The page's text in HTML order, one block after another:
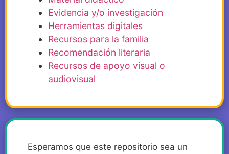
Evidencia y/o investigación
Herramientas digitales
Recursos para la familia
Recomendación literaria
Recursos de apoyo visual o
audiovisual
Esperamos que este repositorio sea un